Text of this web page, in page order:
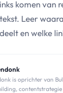
komen van
Leer
en welke
is oprichter van